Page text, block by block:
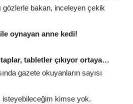
gözlerle bakan, inceleyen çekik
oynayan anne kedi!
tabletler çıkıyor ortaya…
gazete okuyanların sayısı
kimse yok.